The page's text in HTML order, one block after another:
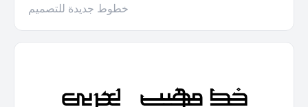
خطوط جديدة للتصميم